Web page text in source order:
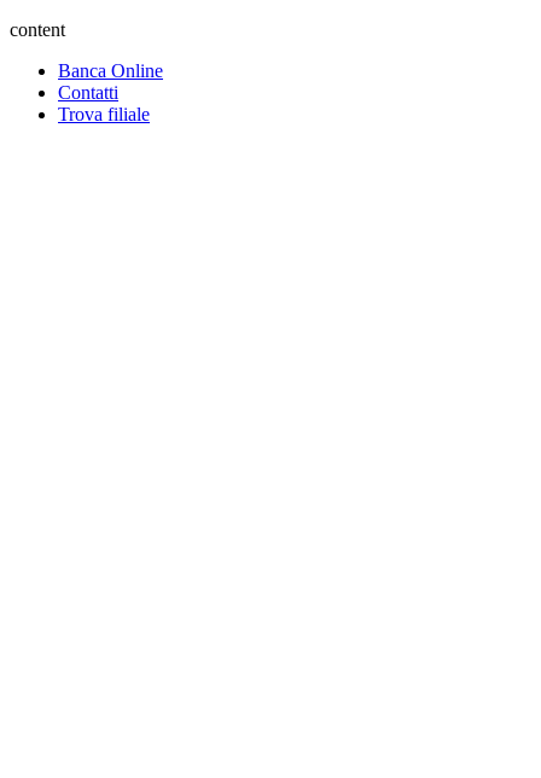
content
Banca Online
Contatti
Trova filiale